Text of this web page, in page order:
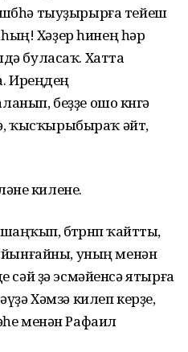
тыуҙырырға тейеш
Хәҙер һинең һәр
буласаҡ. Хатта
Иреңдең
беҙҙе ошо көнгә
ҡысҡырыбыраҡ әйт,
килене.
бөтөрөнөп ҡайтты,
уның менән
ҙә эсмәйенсә ятырға
Хәмзә килеп керҙе,
менән Рафаил